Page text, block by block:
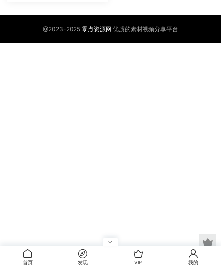
@2023-2025 零点资源网 优质的素材视频分享平台
首页 发现 VIP 我的